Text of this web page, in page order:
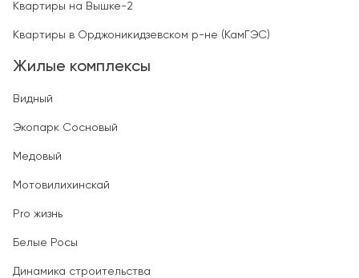
Квартиры на Вышке-2
Квартиры в Орджоникидзевском р-не (КамГЭС)
Жилые комплексы
Видный
Экопарк Сосновый
Медовый
Мотовилихинскай
Pro жизнь
Белые Росы
Динамика строительства